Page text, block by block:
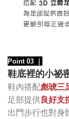
Point 03
鞋底裡的小祕
鞋內搭配彪琥三
足部提供良好支
出門步行也對身